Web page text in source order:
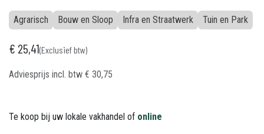
Agrarisch Bouw en Sloop Infra en Straatwerk Tuin en Park
€ 25,41(Exclusief btw)
Adviesprijs incl. btw € 30,75
Te koop bij uw lokale vakhandel of online